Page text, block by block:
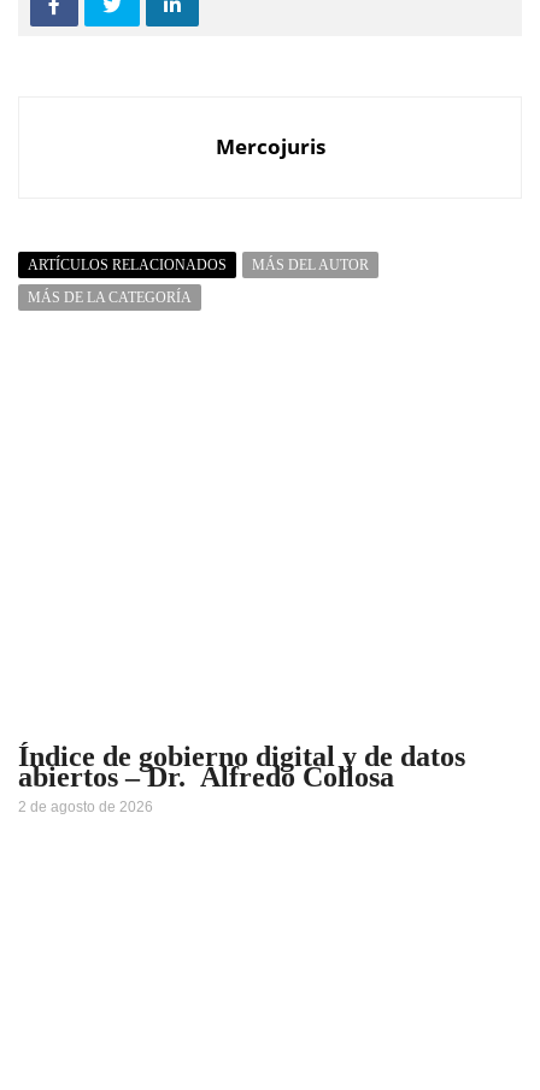
Mercojuris
ARTÍCULOS RELACIONADOS
MÁS DEL AUTOR
MÁS DE LA CATEGORÍA
Índice de gobierno digital y de datos
abiertos – Dr. Alfredo Collosa
2 de agosto de 2026